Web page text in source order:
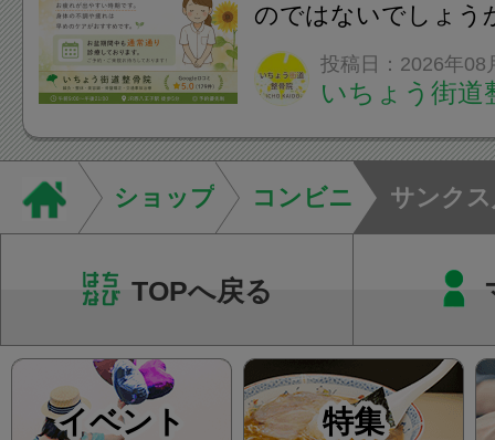
のではないでしょう
長時間の運転などで
痛・足の疲れが出や
いちょう街道整骨院
も通常通り診療して
みの...
投稿日：2026年08
いちょう街道
ショップ コンビニ サンク
TOPへ戻る
イベント 特集